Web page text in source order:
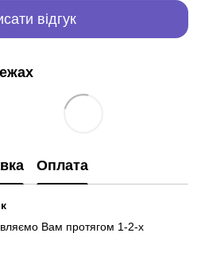
відгук
Оплата
Вам протягом 1-2-х